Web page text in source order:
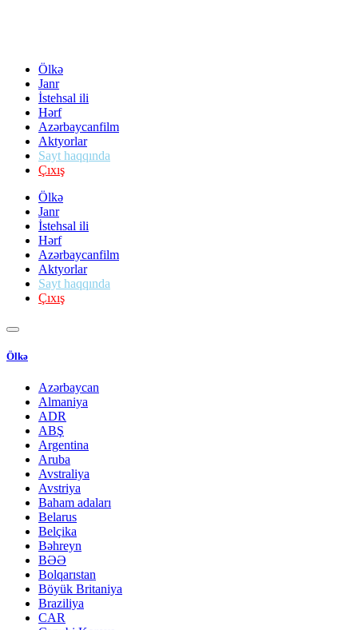
Ölkə
Janr
İstehsal ili
Hərf
Azərbaycanfilm
Aktyorlar
Sayt haqqında
Çıxış
Ölkə
Janr
İstehsal ili
Hərf
Azərbaycanfilm
Aktyorlar
Sayt haqqında
Çıxış
Ölkə
Azərbaycan
Almaniya
ADR
ABŞ
Argentina
Aruba
Avstraliya
Avstriya
Baham adaları
Belarus
Belçika
Bəhreyn
BƏƏ
Bolqarıstan
Böyük Britaniya
Braziliya
CAR